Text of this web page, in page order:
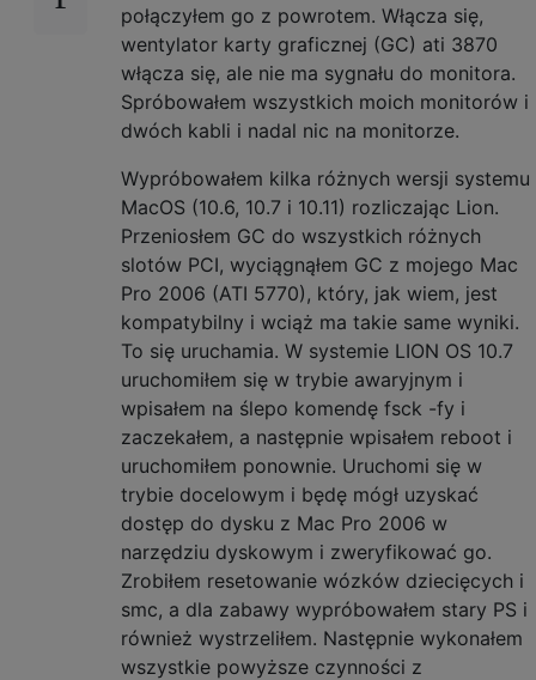
połączyłem go z powrotem. Włącza się,
wentylator karty graficznej (GC) ati 3870
włącza się, ale nie ma sygnału do monitora.
Spróbowałem wszystkich moich monitorów i
dwóch kabli i nadal nic na monitorze.
Wypróbowałem kilka różnych wersji systemu
MacOS (10.6, 10.7 i 10.11) rozliczając Lion.
Przeniosłem GC do wszystkich różnych
slotów PCI, wyciągnąłem GC z mojego Mac
Pro 2006 (ATI 5770), który, jak wiem, jest
kompatybilny i wciąż ma takie same wyniki.
To się uruchamia. W systemie LION OS 10.7
uruchomiłem się w trybie awaryjnym i
wpisałem na ślepo komendę fsck -fy i
zaczekałem, a następnie wpisałem reboot i
uruchomiłem ponownie. Uruchomi się w
trybie docelowym i będę mógł uzyskać
dostęp do dysku z Mac Pro 2006 w
narzędziu dyskowym i zweryfikować go.
Zrobiłem resetowanie wózków dziecięcych i
smc, a dla zabawy wypróbowałem stary PS i
również wystrzeliłem. Następnie wykonałem
wszystkie powyższe czynności z